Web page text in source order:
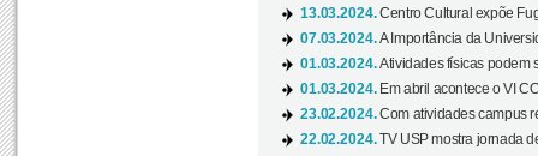
13.03.2024.Centro Cultural expõe
07.03.2024.A Importância da
01.03.2024.Atividades físicas podem
01.03.2024. Em abril acontece o VI
23.02.2024.Com atividades campus
22.02.2024.TV USP mostra jornada